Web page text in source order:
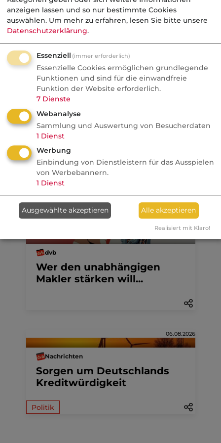
Klauseln ganz gravierend über die Qualität
einer BU-Versicherung.
Kategorie: Arbeitskraftabsicherung, privat
AktuelleNachrichten
Check24 gibt eigene
Baufinanzierungsvermittlun
g auf
07.08.2026
dvb
Wer den unabhängigen
Makler stärken will...
06.08.2026
Nachrichten
Sorgen um Deutschlands
Kreditwürdigkeit
Politik
anzeigen lassen und so nur bestimmte Cookies
auswählen. Um mehr zu erfahren, lesen Sie bitte unsere
Datenschutzerklärung.
Essenziell (immer erforderlich)
Essenzielle Cookies ermöglichen grundlegende
Funktionen und sind für die einwandfreie
Funktion der Website erforderlich.
7 Dienste
Webanalyse
Sammlung und Auswertung von Besucherdaten
1 Dienst
Werbung
Einbindung von Dienstleistern für das Ausspielen
von Werbebannern.
1 Dienst
Ausgewählte akzeptieren Alle akzeptieren
Realisiert mit Klaro!